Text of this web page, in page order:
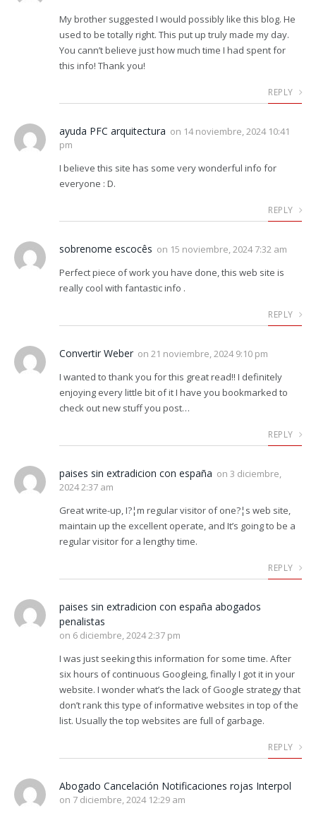
My brother suggested I would possibly like this blog. He
used to be totally right. This put up truly made my day.
You cann’t believe just how much time I had spent for
this info! Thank you!
REPLY
ayuda PFC arquitectura on 14 noviembre, 2024 10:41
pm
I believe this site has some very wonderful info for
everyone : D.
REPLY
sobrenome escocês on 15 noviembre, 2024 7:32 am
Perfect piece of work you have done, this web site is
really cool with fantastic info .
REPLY
Convertir Weber on 21 noviembre, 2024 9:10 pm
I wanted to thank you for this great read!! I definitely
enjoying every little bit of it I have you bookmarked to
check out new stuff you post…
REPLY
paises sin extradicion con españa on 3 diciembre,
2024 2:37 am
Great write-up, I?¦m regular visitor of one?¦s web site,
maintain up the excellent operate, and It’s going to be a
regular visitor for a lengthy time.
REPLY
paises sin extradicion con españa abogados
penalistas
on 6 diciembre, 2024 2:37 pm
I was just seeking this information for some time. After
six hours of continuous Googleing, finally I got it in your
website. I wonder what’s the lack of Google strategy that
don’t rank this type of informative websites in top of the
list. Usually the top websites are full of garbage.
REPLY
Abogado Cancelación Notificaciones rojas Interpol
on 7 diciembre, 2024 12:29 am